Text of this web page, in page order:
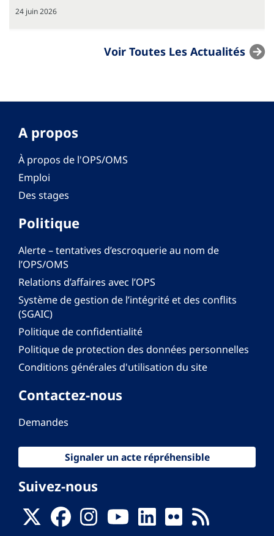
24 juin 2026
Voir Toutes Les Actualités
A propos
À propos de l'OPS/OMS
Emploi
Des stages
Politique
Alerte – tentatives d’escroquerie au nom de
l’OPS/OMS
Relations d’affaires avec l’OPS
Système de gestion de l’intégrité et des conflits
(SGAIC)
Politique de confidentialité
Politique de protection des données personnelles
Conditions générales d'utilisation du site
Contactez-nous
Demandes
Signaler un acte répréhensible
Suivez-nous